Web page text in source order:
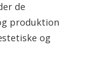
de
produktion
og